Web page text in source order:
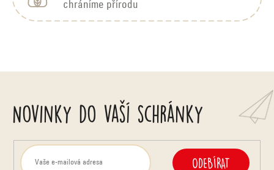
chráníme přírodu
Novinky do vaší schránky
ODEBÍRAT